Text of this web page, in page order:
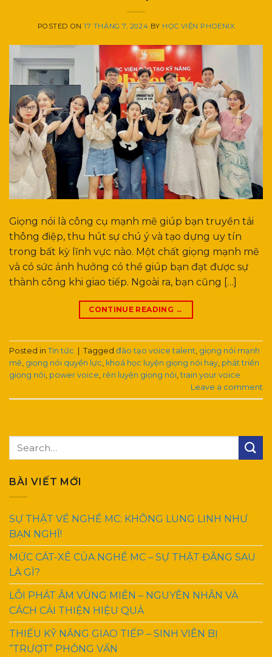
POSTED ON17 THÁNG 7, 2024 BY HỌC VIỆN PHOENIX
Giọng nói là công cụ mạnh mẽ giúp bạn truyền tải
thông điệp, thu hút sự chú ý và tạo dựng uy tín
trong bất kỳ lĩnh vực nào. Một chất giọng mạnh mẽ
và có sức ảnh hưởng có thể giúp bạn đạt được sự
thành công khi giao tiếp. Ngoài ra, bạn cũng […]
CONTINUE READING →
Posted in Tin tức Tagged đào tạo voice talent, giọng nói mạnh
mẽ, giọng nói quyền lực, khoá học luyện giọng nói hay, phát triển
giọng nói, power voice, rèn luyện giọng nói,train your voice
Leave a comment
BÀI VIẾT MỚI
SỰ THẬT VỀ NGHỀ MC: KHÔNG LUNG LINH NHƯ
BẠN NGHĨ!
MỨC CÁT-XÊ CỦA NGHỀ MC – SỰ THẬT ĐẰNG SAU
LÀ GÌ?
LỖI PHÁT ÂM VÙNG MIỀN – NGUYÊN NHÂN VÀ
CÁCH CẢI THIỆN HIỆU QUẢ
THIẾU KỸ NĂNG GIAO TIẾP – SINH VIÊN BỊ
“TRƯỢT” PHỎNG VẤN